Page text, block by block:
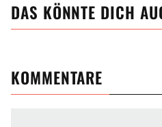
DAS KÖNNTE DICH
KOMMENTARE